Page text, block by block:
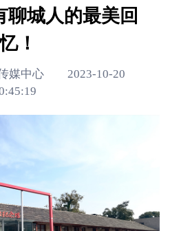
聊城人的最美回
！
传媒中心 2023-10-20